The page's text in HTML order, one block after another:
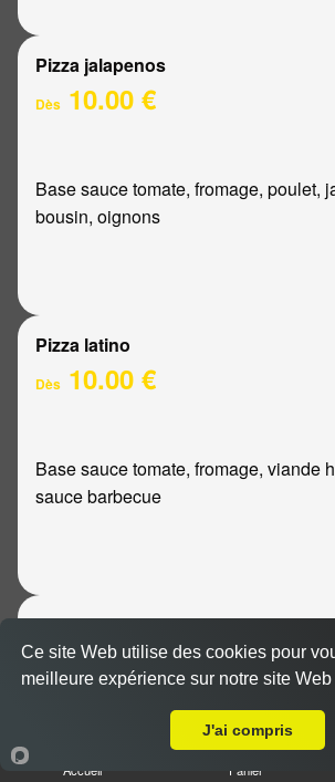
Pizza jalapenos
Dès 10.00 €
Base sauce tomate, fromage, poulet,
bousin, oignons
Pizza latino
Dès 10.00 €
Base sauce tomate, fromage, viande
sauce barbecue
Pizza mexicaine
Dès10.00 €
Base sauce tomate, fromage, poulet,
terre, ananas, sauce barbecue
Accueil Panier
Ce site Web utilise des cookies pour
meilleure expérience sur notre site Web
J'ai compris